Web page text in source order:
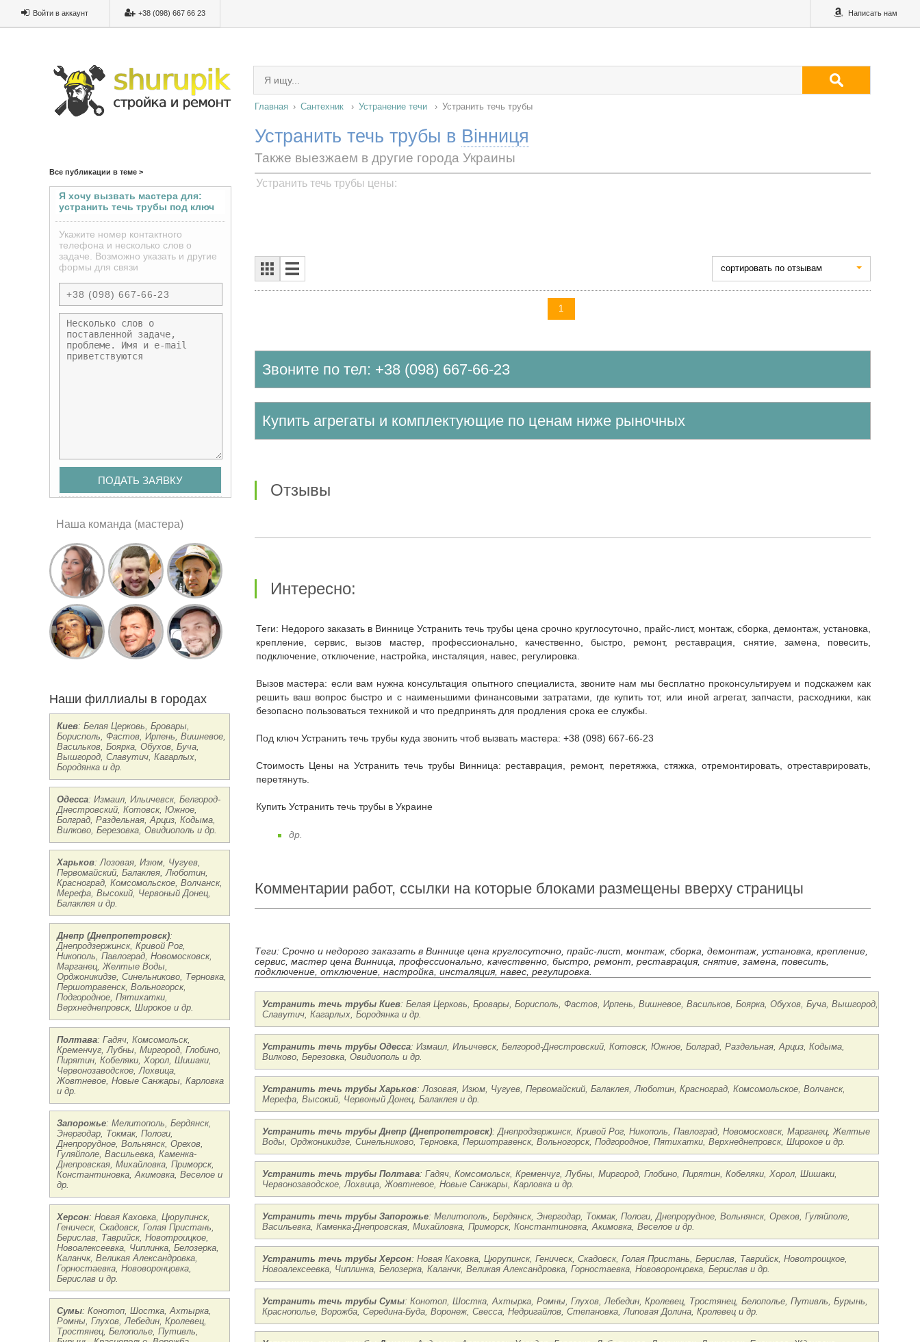
Войти в аккаунт +38 (098) 667 66 23 Написать нам
Главная Сантехник Устранение течи Устранить течь трубы
Устранить течь трубы в Вінниця
Все публикации в теме >
Я хочу вызвать мастера для:
устранить течь трубы под ключ
Укажите номер контактного
телефона и несколько слов о
задаче. Возможно указать и другие
формы для связи
Наша команда (мастера)
Наши филлиалы в городах
Киев: Белая Церковь, Бровары,
Борисполь, Фастов, Ирпень, Вишневое,
Васильков, Боярка, Обухов, Буча,
Вышгород, Славутич, Кагарлых,
Бородянка и др.
Одесса: Измаил, Ильичевск, Белгород-
Днестровский, Котовск, Южное,
Болград, Раздельная, Арциз, Кодыма,
Вилково, Березовка, Овидиополь и др.
Харьков: Лозовая, Изюм, Чугуев,
Первомайский, Балаклея, Люботин,
Красноград, Комсомольское, Волчанск,
Мерефа, Высокий, Червоный Донец,
Балаклея и др.
Днепр (Днепропетровск):
Днепродзержинск, Кривой Рог,
Никополь, Павлоград, Новомосковск,
Марганец, Желтые Воды,
Орджоникидзе, Синельниково, Терновка,
Першотравенск, Вольногорск,
Подгородное, Пятихатки,
Верхнеднепровск, Широкое и др.
Полтава: Гадяч, Комсомольск,
Кременчуг, Лубны, Миргород, Глобино,
Пирятин, Кобеляки, Хорол, Шишаки,
Червонозаводское, Лохвица,
Жовтневое, Новые Санжары, Карловка
и др.
Запорожье: Мелитополь, Бердянск,
Энергодар, Токмак, Пологи,
Днепрорудное, Вольнянск, Орехов,
Гуляйполе, Васильевка, Каменка-
Днепровская, Михайловка, Приморск,
Константиновка, Акимовка, Веселое и
др.
Херсон: Новая Каховка, Цюрупинск,
Геническ, Скадовск, Голая Пристань,
Берислав, Таврийск, Новотроицкое,
Новоалексеевка, Чиплинка, Белозерка,
Каланчк, Великая Александровка,
Горностаевка, Нововоронцовка,
Берислав и др.
Сумы: Конотоп, Шостка, Ахтырка,
Ромны, Глухов, Лебедин, Кролевец,
Тростянец, Белополье, Путивль,
Также выезжаем в другие города Украины
Устранить течь трубы цены:
cортировать по отзывам
1
Звоните по тел: +38 (098) 667-66-23
Купить агрегаты и комплектующие по ценам ниже рыночных
отзывы
Интересно:
Теги: Недорого заказать в Виннице Устранить течь трубы цена срочно круглосуточно, прайс-лист, монтаж, сборка, демонтаж, установка,
крепление, сервис, вызов мастер, профессионально, качественно, быстро, ремонт, реставрация, снятие, замена, повесить,
подключение, отключение, настройка, инсталяция, навес, регулировка.
Вызов мастера: если вам нужна консультация опытного специалиста, звоните нам мы бесплатно проконсультируем и подскажем как
решить ваш вопрос быстро и с наименьшими финансовыми затратами, где купить тот, или иной агрегат, запчасти, расходники, как
безопасно пользоваться техникой и что предпринять для продления срока ее службы.
Под ключ Устранить течь трубы куда звонить чтоб вызвать мастера: +38 (098) 667-66-23
Стоимость Цены на Устранить течь трубы Винница: реставрация, ремонт, перетяжка, стяжка, отремонтировать, отреставрировать,
перетянуть.
Купить Устранить течь трубы в Украине
др.
Комментарии работ, ссылки на которые блоками размещены вверху страницы
Теги: Срочно и недорого заказать в Виннице цена круглосуточно, прайс-лист, монтаж, сборка, демонтаж, установка, крепление,
сервис, мастер цена Винница, профессионально, качественно, быстро, ремонт, реставрация, снятие, замена, повесить,
подключение, отключение, настройка, инсталяция, навес, регулировка.
Устранить течь трубы Киев: Белая Церковь, Бровары, Борисполь, Фастов, Ирпень, Вишневое, Васильков, Боярка, Обухов, Буча, Вышгород,
Славутич, Кагарлых, Бородянка и др.
Устранить течь трубы Одесса: Измаил, Ильичевск, Белгород-Днестровский, Котовск, Южное, Болград, Раздельная, Арциз, Кодыма,
Вилково, Березовка, Овидиополь и др.
Устранить течь трубы Харьков: Лозовая, Изюм, Чугуев, Первомайский, Балаклея, Люботин, Красноград, Комсомольское, Волчанск,
Мерефа, Высокий, Червоный Донец, Балаклея и др.
Устранить течь трубы Днепр (Днепропетровск): Днепродзержинск, Кривой Рог, Никополь, Павлоград, Новомосковск, Марганец, Желтые
Воды, Орджоникидзе, Синельниково, Терновка, Першотравенск, Вольногорск, Подгородное, Пятихатки, Верхнеднепровск, Широкое и др.
Устранить течь трубы Полтава: Гадяч, Комсомольск, Кременчуг, Лубны, Миргород, Глобино, Пирятин, Кобеляки, Хорол, Шишаки,
Червонозаводское, Лохвица, Жовтневое, Новые Санжары, Карловка и др.
Устранить течь трубы Запорожье: Мелитополь, Бердянск, Энергодар, Токмак, Пологи, Днепрорудное, Вольнянск, Орехов, Гуляйполе,
Васильевка, Каменка-Днепровская, Михайловка, Приморск, Константиновка, Акимовка, Веселое и др.
Устранить течь трубы Херсон: Новая Каховка, Цюрупинск, Геническ, Скадовск, Голая Пристань, Берислав, Таврийск, Новотроицкое,
Новоалексеевка, Чиплинка, Белозерка, Каланчк, Великая Александровка, Горностаевка, Нововоронцовка, Берислав и др.
Устранить течь трубы Сумы: Конотоп, Шостка, Ахтырка, Ромны, Глухов, Лебедин, Кролевец, Тростянец, Белополье, Путивль, Бурынь,
Краснополье, Ворожба, Середина-Буда, Воронеж, Свесса, Недригайлов, Степановка, Липовая Долина, Кролевец и др.